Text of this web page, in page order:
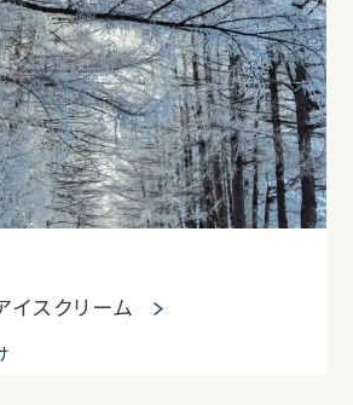
スクリーム